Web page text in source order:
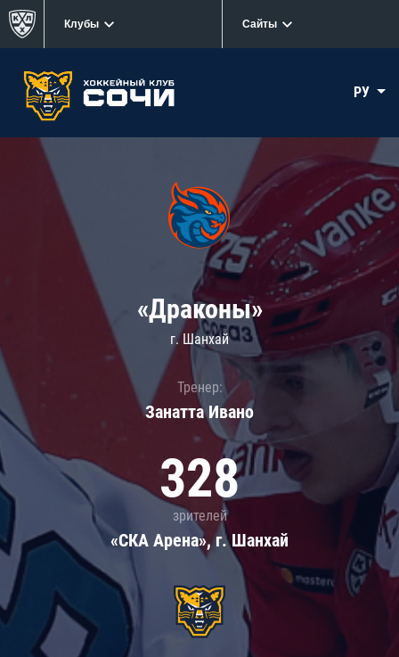
Клубы Сайты
РУ
«Драконы»
г. Шанхай
Тренер:
Занатта Иванo
328
зрителей
«СКА Арена», г. Шанхай